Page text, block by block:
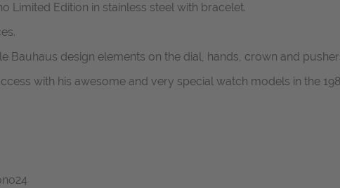
Limited Edition in stainless steel with bracelet.
design elements on the dial, hands, crown and
with his awesome and very special watch models in the